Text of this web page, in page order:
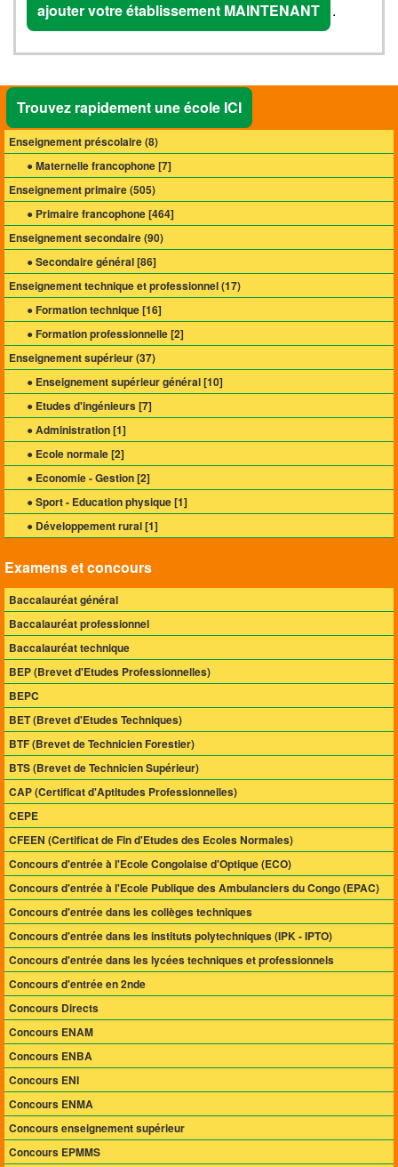
ajouter votre établissement MAINTENANT .
Trouvez rapidement une école ICI
Enseignement préscolaire (8)
● Maternelle francophone [7]
Enseignement primaire (505)
● Primaire francophone [464]
Enseignement secondaire (90)
● Secondaire général [86]
Enseignement technique et professionnel (17)
● Formation technique [16]
● Formation professionnelle [2]
Enseignement supérieur (37)
● Enseignement supérieur général [10]
● Etudes d'ingénieurs [7]
● Administration [1]
● Ecole normale [2]
● Economie - Gestion [2]
● Sport - Education physique [1]
● Développement rural [1]
Examens et concours
Baccalauréat général
Baccalauréat professionnel
Baccalauréat technique
BEP (Brevet d'Etudes Professionnelles)
BEPC
BET (Brevet d'Etudes Techniques)
BTF (Brevet de Technicien Forestier)
BTS (Brevet de Technicien Supérieur)
CAP (Certificat d'Aptitudes Professionnelles)
CEPE
CFEEN (Certificat de Fin d'Etudes des Ecoles Normales)
Concours d'entrée à l'Ecole Congolaise d'Optique (ECO)
Concours d'entrée à l'Ecole Publique des Ambulanciers du Congo (EPAC)
Concours d'entrée dans les collèges techniques
Concours d'entrée dans les instituts polytechniques (IPK - IPTO)
Concours d'entrée dans les lycées techniques et professionnels
Concours d'entrée en 2nde
Concours Directs
Concours ENAM
Concours ENBA
Concours ENI
Concours ENMA
Concours enseignement supérieur
Concours EPMMS